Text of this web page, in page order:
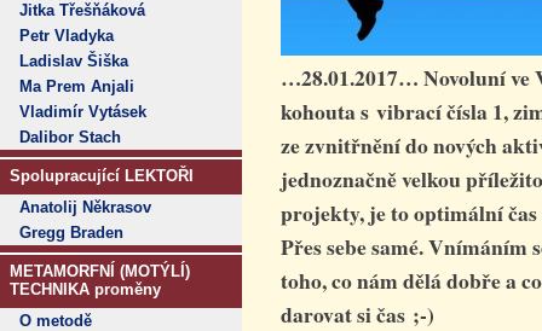
Jitka Třešňáková
Petr Vladyka
Ladislav Šiška
Ma Prem Anjali
Vladimír Vytásek
Dalibor Stach
Spolupracující LEKTOŘI
Anatolij Někrasov
Gregg Braden
METAMORFNÍ (MOTÝLÍ)
TECHNIKA proměny
O metodě
…28.01.2017… Novoluní ve
kohouta s vibrací čísla 1,
ze zvnitřnění do nových
jednoznačně velkou
projekty, je to optimální čas
Přes sebe samé. Vnímáním
toho, co nám dělá dobře a
darovat si čas ;-)